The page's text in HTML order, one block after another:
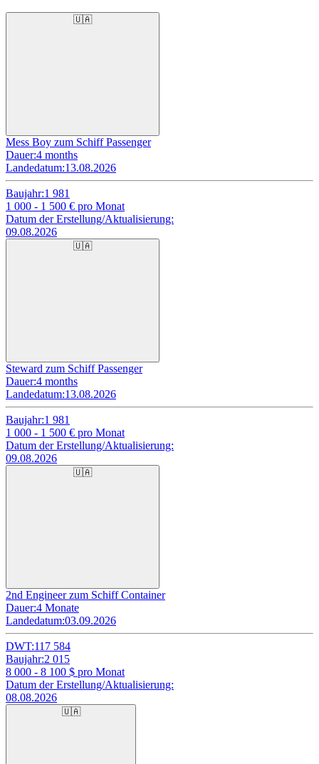
🇺🇦
Mess Boy zum Schiff Passenger
Dauer:4 months
Landedatum:13.08.2026
Baujahr:1 981
1 000 - 1 500 € pro Monat
Datum der Erstellung/Aktualisierung:
09.08.2026
🇺🇦
Steward zum Schiff Passenger
Dauer:4 months
Landedatum:13.08.2026
Baujahr:1 981
1 000 - 1 500 € pro Monat
Datum der Erstellung/Aktualisierung:
09.08.2026
🇺🇦
2nd Engineer zum Schiff Container
Dauer:4 Monate
Landedatum:03.09.2026
DWT:117 584
Baujahr:2 015
8 000 - 8 100 $ pro Monat
Datum der Erstellung/Aktualisierung:
08.08.2026
🇺🇦